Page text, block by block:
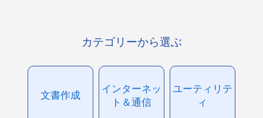
カテゴリーから選ぶ
文書作成
インターネッ
ト＆通信
ユーティリテ
ィ